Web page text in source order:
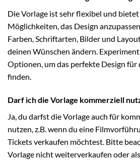
Die Vorlage ist sehr flexibel und
Möglichkeiten, das Design
Farben, Schriftarten, Bilder und
deinen Wünschen ändern.
Optionen, um das perfekte Design
finden.
Darf ich die Vorlage kommerziell
Ja, du darfst die Vorlage auch für
nutzen, z.B. wenn du eine
Tickets verkaufen möchtest. Bitte
Vorlage nicht weiterverkaufen oder